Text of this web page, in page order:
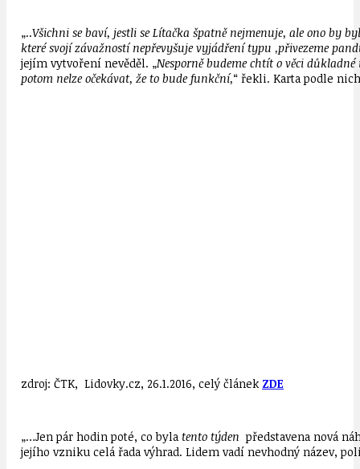
„..Všichni se baví, jestli se Lítačka špatně nejmenuje, ale ono by
které svojí závažností nepřevyšuje vyjádření typu ‚přivezeme
jejím vytvoření nevěděl. „Nesporně budeme chtít o věci
potom nelze očekávat, že to bude funkční,“ řekli. Karta podle
zdroj: ČTK, Lidovky.cz, 26.1.2016, celý článek ZDE
„…Jen pár hodin poté, co byla tento týden představena nová
jejího vzniku celá řada výhrad. Lidem vadí nevhodný název,